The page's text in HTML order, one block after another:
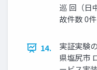
巡 回（日
故件数 0
14.
実証実験
県塩尻市